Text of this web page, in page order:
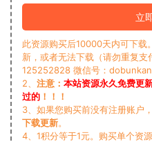
立
此资源购买后10000天内可下载
新，或者无法下载（请勿重复支
125252828 微信号：dobunkan
2、 注意： 本站资源永久免费更
过的 ！！！
3、如果您购买前没有注册账户，
下载更新。
4、1积分等于1元。购买单个资